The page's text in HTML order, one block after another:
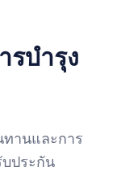
บำรุง
ทานและการ
ประกัน